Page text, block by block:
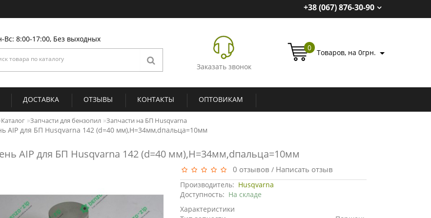
+38 (067) 876-30-90
Вс: 8:00-17:00, Без выходных
Заказать звонок
0
Товаров, на 0грн.
ДОСТАВКА ОТЗЫВЫ КОНТАКТЫ ОПТОВИКАМ
Каталог Запчасти для бензопил Запчасти на БП Husqvarna
AIP для БП Husqvarna 142 (d=40 мм),H=34мм,dпальца=10мм
AIP для БП Husqvarna 142 (d=40 мм),H=34мм,dпальца=10мм
0 отзывов / Написать отзыв
Производитель: Husqvarna
Доступность: На складе
Характеристики